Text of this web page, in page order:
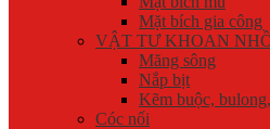
Mặt bích gia công
VẬT TƯ KHOAN
Măng sông
Nắp bịt
Kẽm buộc,
Cóc nối